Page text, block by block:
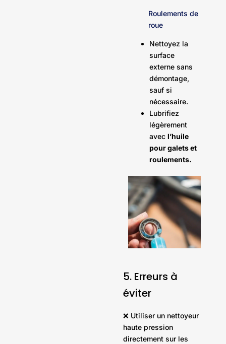
Roulements de
roue
Nettoyez la
surface
externe sans
démontage,
sauf si
nécessaire.
Lubrifiez
légèrement
avec l’huile
pour galets et
roulements.
5. Erreurs à
éviter
❌ Utiliser un nettoyeur
haute pression
directement sur les